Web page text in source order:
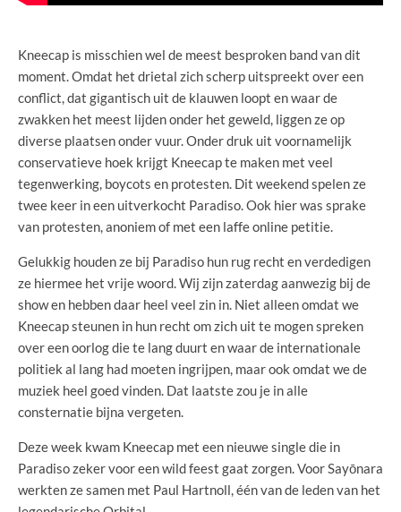
Kneecap is misschien wel de meest besproken band van dit
moment. Omdat het drietal zich scherp uitspreekt over een
conflict, dat gigantisch uit de klauwen loopt en waar de
zwakken het meest lijden onder het geweld, liggen ze op
diverse plaatsen onder vuur. Onder druk uit voornamelijk
conservatieve hoek krijgt Kneecap te maken met veel
tegenwerking, boycots en protesten. Dit weekend spelen ze
twee keer in een uitverkocht Paradiso. Ook hier was sprake
van protesten, anoniem of met een laffe online petitie.
Gelukkig houden ze bij Paradiso hun rug recht en verdedigen
ze hiermee het vrije woord. Wij zijn zaterdag aanwezig bij de
show en hebben daar heel veel zin in. Niet alleen omdat we
Kneecap steunen in hun recht om zich uit te mogen spreken
over een oorlog die te lang duurt en waar de internationale
politiek al lang had moeten ingrijpen, maar ook omdat we de
muziek heel goed vinden. Dat laatste zou je in alle
consternatie bijna vergeten.
Deze week kwam Kneecap met een nieuwe single die in
Paradiso zeker voor een wild feest gaat zorgen. Voor Sayōnara
werkten ze samen met Paul Hartnoll, één van de leden van het